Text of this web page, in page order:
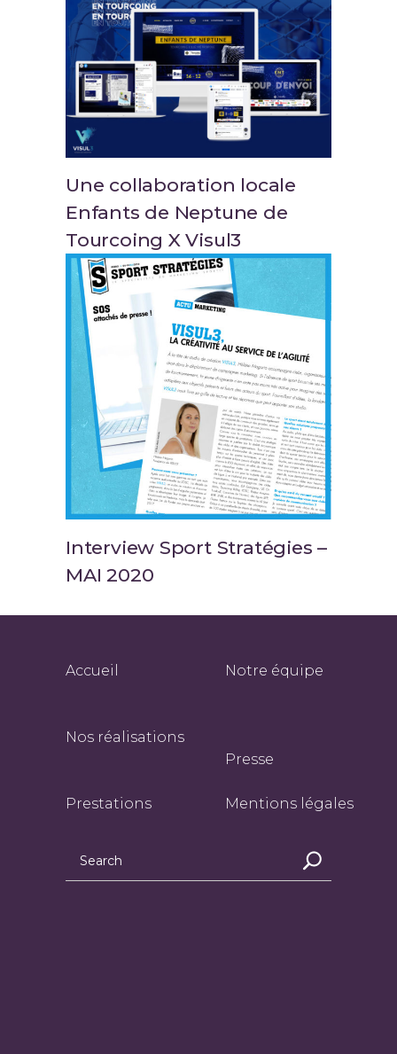
Une collaboration locale
Enfants de Neptune de
Tourcoing X Visul3
Interview Sport Stratégies –
MAI 2020
Accueil
Nos réalisations
Prestations
Notre équipe
Presse
Mentions légales